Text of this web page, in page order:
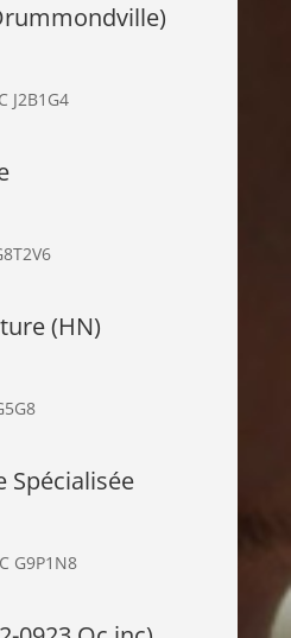
J2B1G4
(HN)
Spécialisée
G9P1N8